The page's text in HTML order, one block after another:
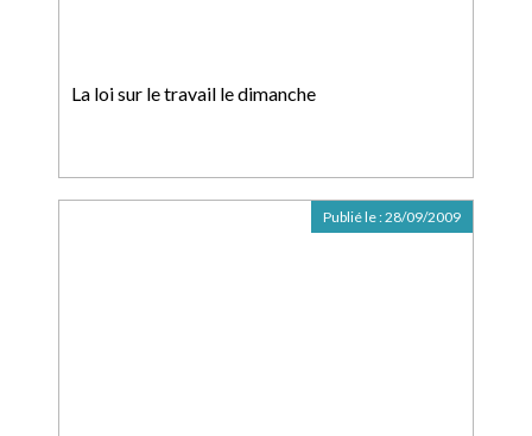
La loi sur le travail le dimanche
Publié le :28/09/2009